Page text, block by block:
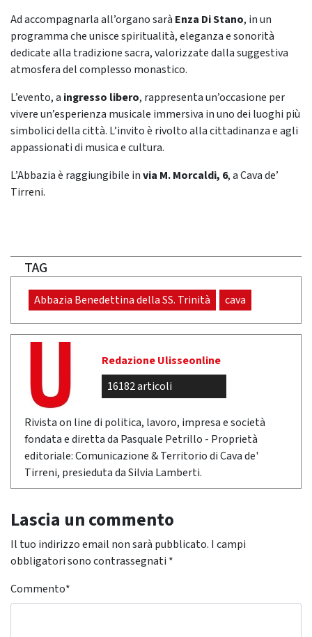
Ad accompagnarla all’organo sarà Enza Di Stano, in un
programma che unisce spiritualità, eleganza e sonorità
dedicate alla tradizione sacra, valorizzate dalla suggestiva
atmosfera del complesso monastico.
L’evento, a ingresso libero, rappresenta un’occasione per
vivere un’esperienza musicale immersiva in uno dei luoghi più
simbolici della città. L’invito è rivolto alla cittadinanza e agli
appassionati di musica e cultura.
L’Abbazia è raggiungibile invia M. Morcaldi, 6, a Cava de’
Tirreni.
TAG
Abbazia Benedettina della SS. Trinità cava
Redazione Ulisseonline
16182 articoli
Rivista on line di politica, lavoro, impresa e società
fondata e diretta da Pasquale Petrillo - Proprietà
editoriale: Comunicazione & Territorio di Cava de'
Tirreni, presieduta da Silvia Lamberti.
Lascia un commento
Il tuo indirizzo email non sarà pubblicato. I campi
obbligatori sono contrassegnati *
Commento*